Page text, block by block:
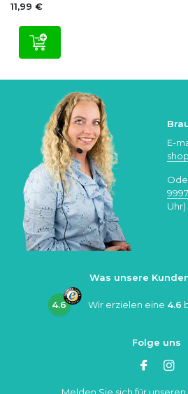
11,99 €
E-
9997
Uhr)
Was unsere
4.6 Wir erzielen eine 4.6
Folge uns